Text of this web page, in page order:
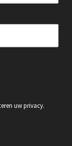
uw privacy.